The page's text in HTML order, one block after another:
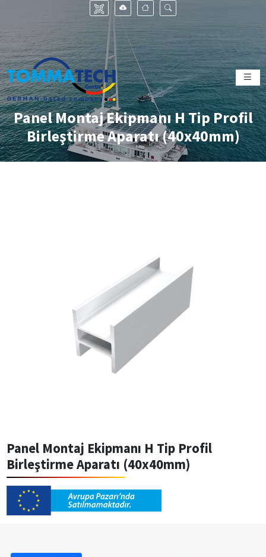
Panel Montaj Ekipmanı H Tip Profil
Birleştirme Aparatı (40x40mm)
Panel Montaj Ekipmanı H Tip Profil
Birleştirme Aparatı (40x40mm)